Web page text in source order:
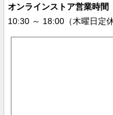
オンラインストア営業時間
10:30 ～ 18:00（木曜日定休